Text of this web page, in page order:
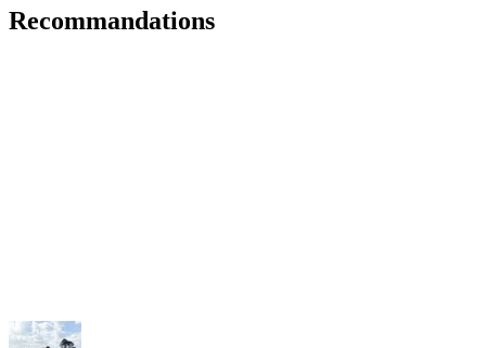
Recommandations